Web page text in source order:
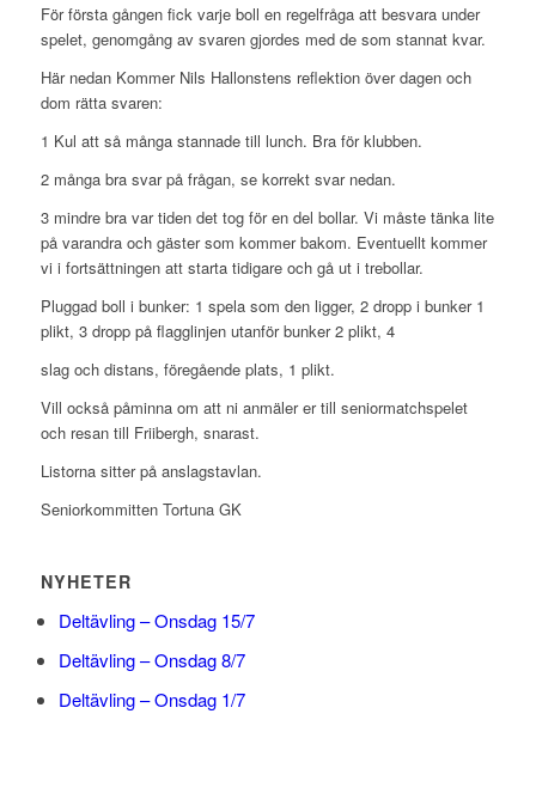
För första gången fick varje boll en regelfråga att besvara under
spelet, genomgång av svaren gjordes med de som stannat kvar.
Här nedan Kommer Nils Hallonstens reflektion över dagen och
dom rätta svaren:
1 Kul att så många stannade till lunch. Bra för klubben.
2 många bra svar på frågan, se korrekt svar nedan.
3 mindre bra var tiden det tog för en del bollar. Vi måste tänka lite
på varandra och gäster som kommer bakom. Eventuellt kommer
vi i fortsättningen att starta tidigare och gå ut i trebollar.
Pluggad boll i bunker: 1 spela som den ligger, 2 dropp i bunker 1
plikt, 3 dropp på flagglinjen utanför bunker 2 plikt, 4
slag och distans, föregående plats, 1 plikt.
Vill också påminna om att ni anmäler er till seniormatchspelet
och resan till Friibergh, snarast.
Listorna sitter på anslagstavlan.
Seniorkommitten Tortuna GK
NYHETER
Deltävling – Onsdag 15/7
Deltävling – Onsdag 8/7
Deltävling – Onsdag 1/7